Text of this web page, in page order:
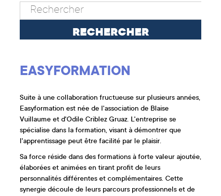
EASYFORMATION
Suite à une collaboration fructueuse sur plusieurs années,
Easyformation est née de l'association de Blaise
Vuillaume et d'Odile Criblez Gruaz. L'entreprise se
spécialise dans la formation, visant à démontrer que
l'apprentissage peut être facilité par le plaisir.
Sa force réside dans des formations à forte valeur ajoutée,
élaborées et animées en tirant profit de leurs
personnalités différentes et complémentaires. Cette
synergie découle de leurs parcours professionnels et de